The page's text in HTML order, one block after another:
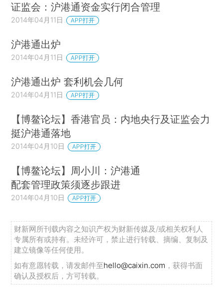
证监会：沪港通资金实行闭合管理
2014年04月11日 APP打开
沪港通出炉
2014年04月11日 APP打开
沪港通出炉 套利机会几何
2014年04月11日 APP打开
【博鳌论坛】香港官员：内地央行及证监会力
挺沪港通落地
2014年04月10日 APP打开
【博鳌论坛】周小川：沪港通
配套管理政策须逐步跟进
2014年04月10日 APP打开
财新网所刊载内容之知识产权为财新传媒及/或相关权利人
专属所有或持有。未经许可，禁止进行转载、摘编、复制及
建立镜像等任何使用。
如有意愿转载，请发邮件至hello@caixin.com ，获得书面
确认及授权后，方可转载。